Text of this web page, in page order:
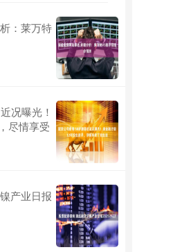
：莱万特
况曝光！
尽情享受
产业日报